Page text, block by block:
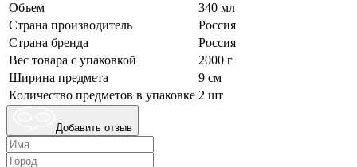
Объем
340 мл
Страна производитель
Россия
Страна бренда
Россия
Вес товара с упаковкой
2000 г
Ширина предмета
9 см
Количество предметов в упаковке 2 шт
Добавить отзыв